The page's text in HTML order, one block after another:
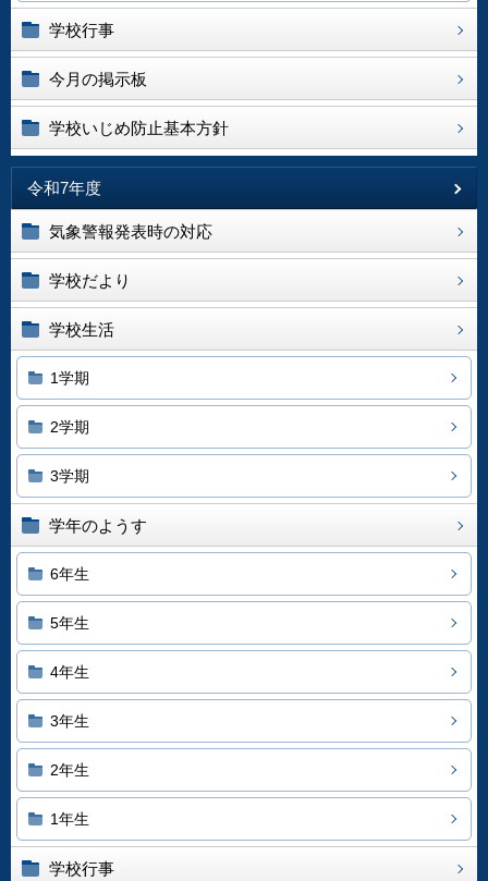
学校行事
今月の掲示板
学校いじめ防止基本方針
令和7年度
気象警報発表時の対応
学校だより
学校生活
1学期
2学期
3学期
学年のようす
6年生
5年生
4年生
3年生
2年生
1年生
学校行事